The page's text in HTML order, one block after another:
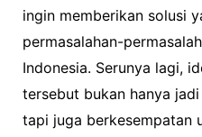
ingin memberikan solusi
permasalahan-
Indonesia. Serunya lagi,
tersebut bukan hanya
tapi juga berkesempatan